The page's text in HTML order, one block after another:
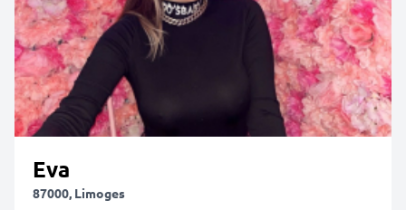
Eva
87000, Limoges